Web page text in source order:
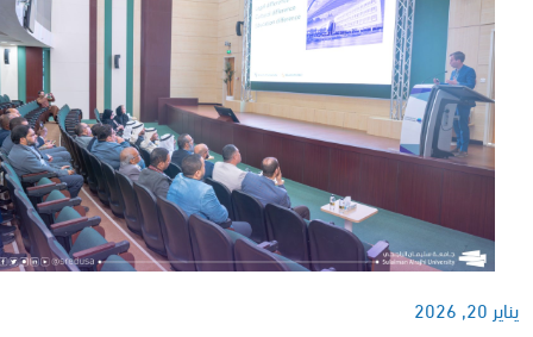
يناير 20, 2026